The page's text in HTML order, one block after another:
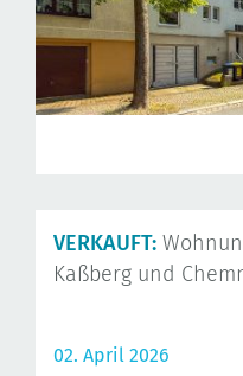
VERKAUFT:
Kaßberg und
02. April 2026